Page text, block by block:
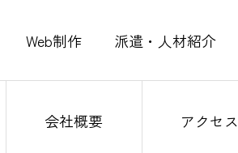
Web制作 派遣・人材紹介
会社概要 アクセス